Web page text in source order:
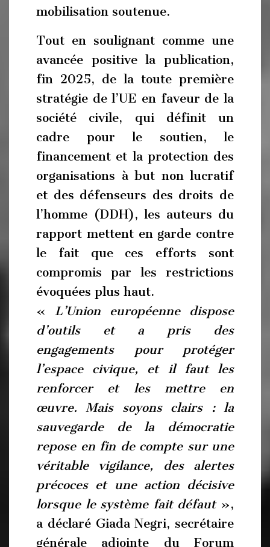
mobilisation soutenue.
Tout en soulignant comme une
avancée positive la publication,
fin 2025, de la toute première
stratégie de l’UE en faveur de la
société civile, qui définit un
cadre pour le soutien, le
financement et la protection des
organisations à but non lucratif
et des défenseurs des droits de
l’homme (DDH), les auteurs du
rapport mettent en garde contre
le fait que ces efforts sont
compromis par les restrictions
évoquées plus haut.
«
L’Union européenne dispose
d’outils et a pris des
engagements pour protéger
l’espace civique, et il faut les
renforcer et les mettre en
œuvre. Mais soyons clairs : la
sauvegarde de la démocratie
repose en fin de compte sur une
véritable vigilance, des alertes
précoces et une action décisive
lorsque le système fait défaut»,
a déclaré Giada Negri, secrétaire
générale adjointe du Forum